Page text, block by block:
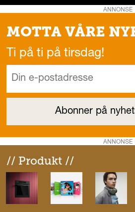
ANNONSE
MOTTA VÅRE
Ti på ti på tirsdag!
ANNONSE
// Produkt //